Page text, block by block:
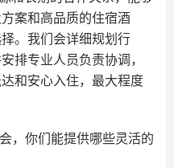
案和高品质的住宿酒
。我们会详细规划行
排专业人员负责协调，
和安心入住，最大程度
，你们能提供哪些灵活的